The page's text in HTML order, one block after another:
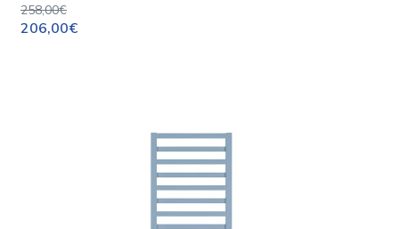
258,00€
206,00€